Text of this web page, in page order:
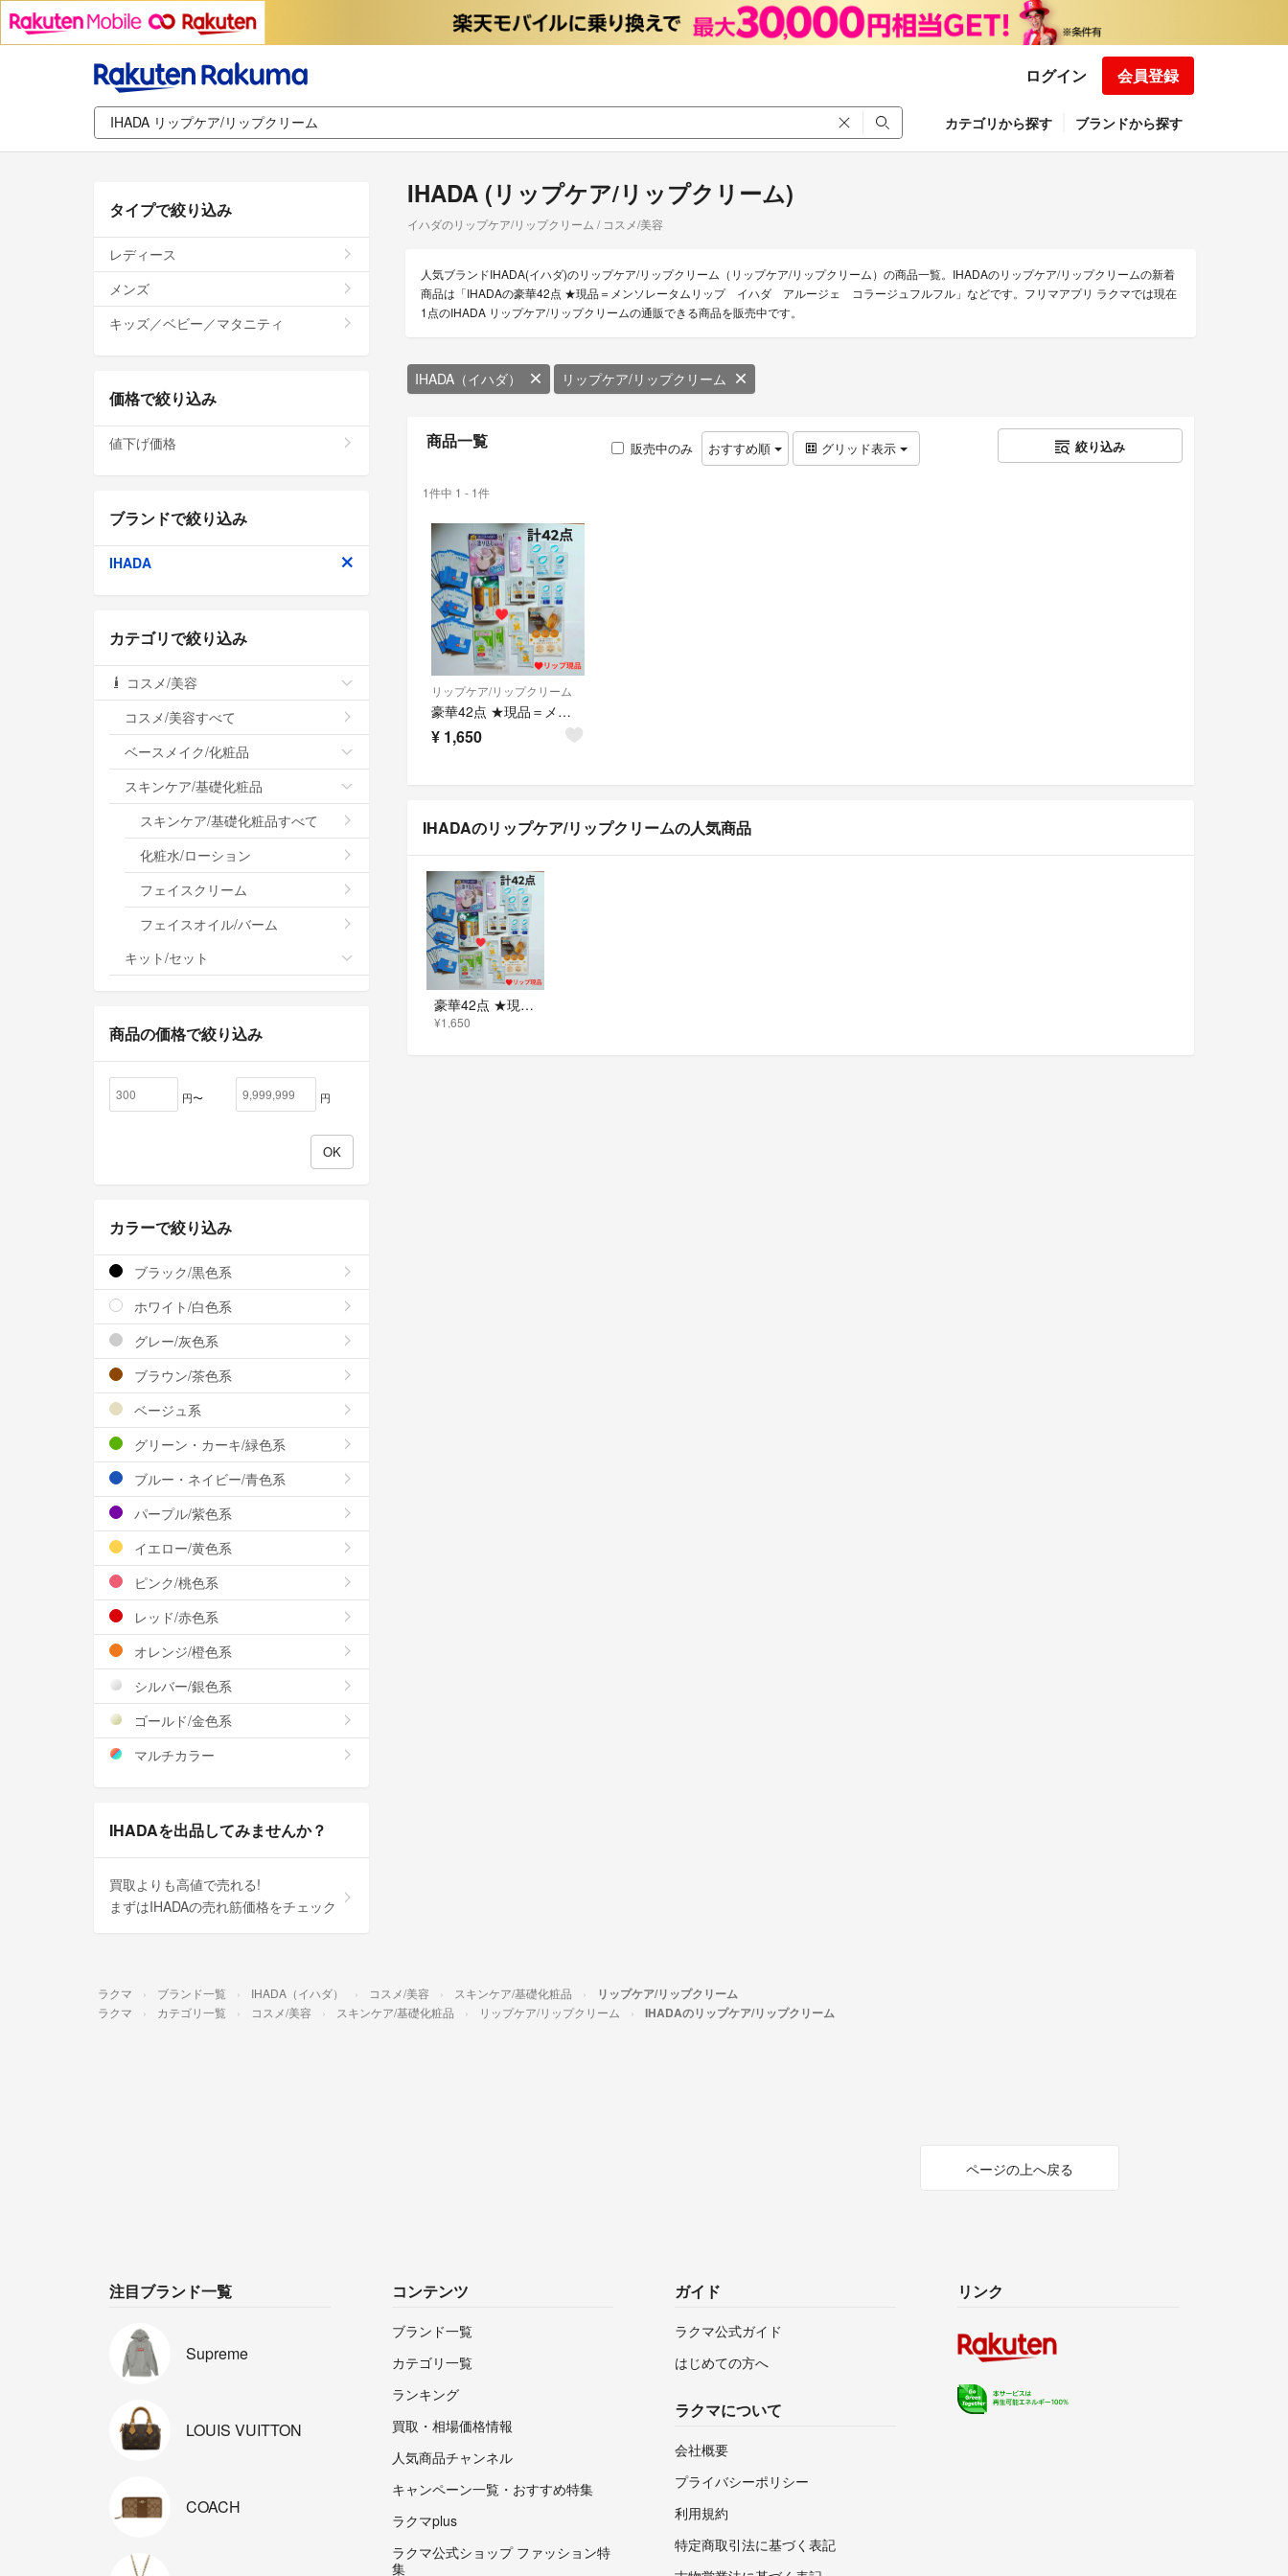
ログイン 会員登録
カテゴリから探す ブランドから探す
IHADA (リップケア/リップクリーム)
イハダのリップケア/リップクリーム / コスメ/美容
人気ブランドIHADA(イハダ)のリップケア/リップクリーム（リップケア/リップクリーム）の商品一覧。IHADAのリップケア/リップクリームの新着
商品は「IHADAの豪華42点 ★現品＝メンソレータムリップ イハダ アルージェ コラージュフルフル」などです。フリマアプリ ラクマでは現在
1点のIHADA リップケア/リップクリームの通販できる商品を販売中です。
IHADA（イハダ） リップケア/リップクリーム
商品一覧 販売中のみ おすすめ順 グリッド表示 絞り込み
1件中 1 - 1件
リップケア/リップクリーム
豪華42点 ★現品＝メンソレータムリップ イハダ アルージェ コラージュフルフル
¥ 1,650
IHADAのリップケア/リップクリームの人気商品
豪華42点 ★現品＝メンソレータムリップ イハダ アルージェ コラージュフルフル
¥1,650
タイプで絞り込み
レディース
メンズ
キッズ／ベビー／マタニティ
価格で絞り込み
値下げ価格
ブランドで絞り込み
IHADA
カテゴリで絞り込み
コスメ/美容
コスメ/美容すべて
ベースメイク/化粧品
スキンケア/基礎化粧品
スキンケア/基礎化粧品すべて
化粧水/ローション
フェイスクリーム
フェイスオイル/バーム
キット/セット
商品の価格で絞り込み
円〜 円
カラーで絞り込み
ブラック/黒色系
ホワイト/白色系
グレー/灰色系
ブラウン/茶色系
ベージュ系
グリーン・カーキ/緑色系
ブルー・ネイビー/青色系
パープル/紫色系
イエロー/黄色系
ピンク/桃色系
レッド/赤色系
オレンジ/橙色系
シルバー/銀色系
ゴールド/金色系
マルチカラー
IHADAを出品してみませんか？
買取よりも高値で売れる!
まずはIHADAの売れ筋価格をチェック
ラクマ ブランド一覧 IHADA（イハダ） コスメ/美容 スキンケア/基礎化粧品 リップケア/リップクリーム
ラクマ カテゴリ一覧 コスメ/美容 スキンケア/基礎化粧品 リップケア/リップクリーム IHADAのリップケア/リップクリーム
ページの上へ戻る
注目ブランド一覧
Supreme
LOUIS VUITTON
COACH
コンテンツ
ブランド一覧
カテゴリ一覧
ランキング
買取・相場価格情報
人気商品チャンネル
キャンペーン一覧・おすすめ特集
ラクマplus
ラクマ公式ショップ ファッション特
集
ガイド
ラクマ公式ガイド
はじめての方へ
ラクマについて
会社概要
プライバシーポリシー
利用規約
特定商取引法に基づく表記
リンク